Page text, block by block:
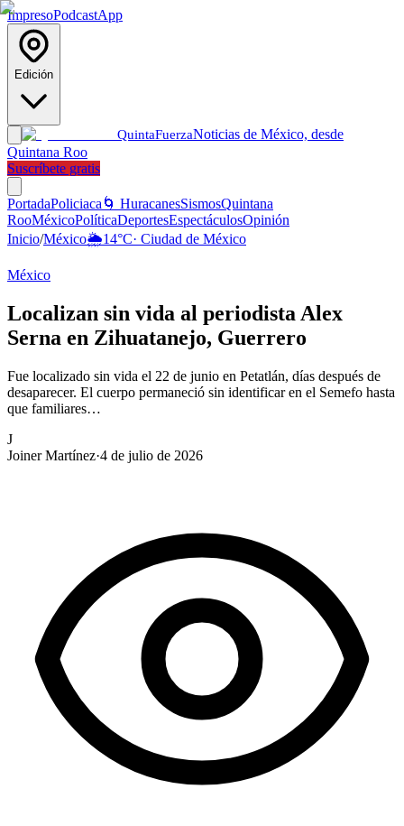
ImpresoPodcastApp
Edición
QuintaFuerzaNoticias de México, desde
Quintana Roo
Suscríbete gratis
PortadaPoliciaca 🌀 HuracanesSismosQuintana
RooMéxicoPolíticaDeportesEspectáculosOpinión
Inicio/México🌦️14°C· Ciudad de México
México
Localizan sin vida al periodista Alex
Serna en Zihuatanejo, Guerrero
Fue localizado sin vida el 22 de junio en Petatlán, días después de
desaparecer. El cuerpo permaneció sin identificar en el Semefo hasta
que familiares…
J
Joiner Martínez·4 de julio de 2026